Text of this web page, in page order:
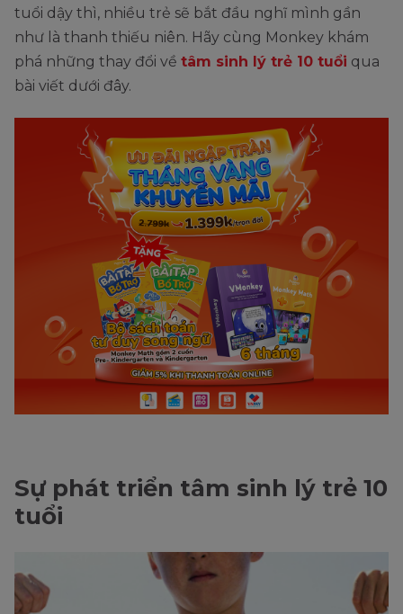
tuổi dậy thì, nhiều trẻ sẽ bắt đầu nghĩ mình gần
như là thanh thiếu niên. Hãy cùng Monkey khám
phá những thay đổi về tâm sinh lý trẻ 10 tuổi qua
bài viết dưới đây.
Sự phát triển tâm sinh lý trẻ 10
tuổi